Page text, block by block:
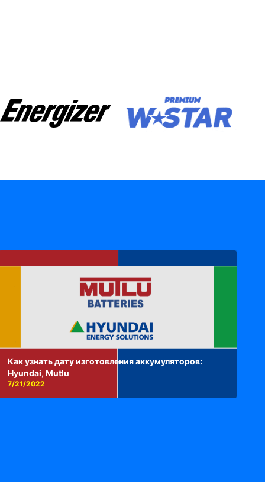
Как узнать дату изготовления аккумуляторов:
Hyundai, Mutlu
7/21/2022